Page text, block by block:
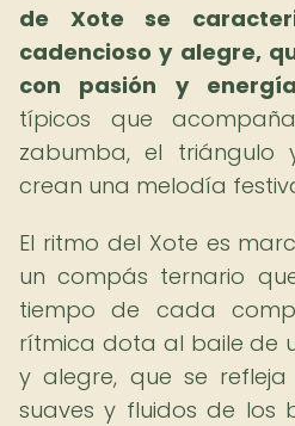
de Xote se
cadencioso y alegre,
con pasión y
típicos que
zabumba, el triángulo
crean una melodía
El ritmo del Xote es
un compás ternario
tiempo de cada
rítmica dota al baile de
y alegre, que se refleja
suaves y fluidos de los